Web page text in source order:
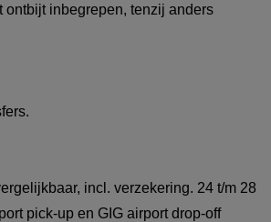
ontbijt inbegrepen, tenzij anders
incl. verzekering. 24 t/m 28
pick-up en GIG airport drop-off